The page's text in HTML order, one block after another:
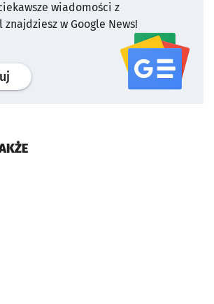
wiadomości z
w Google News!
profil serwisu